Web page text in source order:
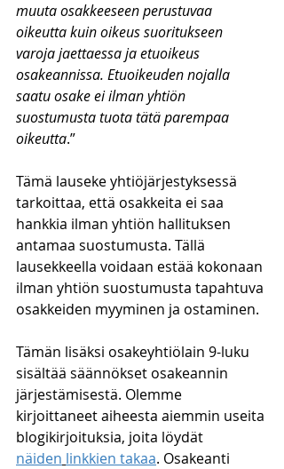
muuta osakkeeseen perustuvaa
oikeutta kuin oikeus suoritukseen
varoja jaettaessa ja etuoikeus
osakeannissa. Etuoikeuden nojalla
saatu osake ei ilman yhtiön
suostumusta tuota tätä parempaa
oikeutta.”
Tämä lauseke yhtiöjärjestyksessä
tarkoittaa, että osakkeita ei saa
hankkia ilman yhtiön hallituksen
antamaa suostumusta. Tällä
lausekkeella voidaan estää kokonaan
ilman yhtiön suostumusta tapahtuva
osakkeiden myyminen ja ostaminen.
Tämän lisäksi osakeyhtiölain 9-luku
sisältää säännökset osakeannin
järjestämisestä. Olemme
kirjoittaneet aiheesta aiemmin useita
blogikirjoituksia, joita löydät
näiden linkkien takaa. Osakeanti